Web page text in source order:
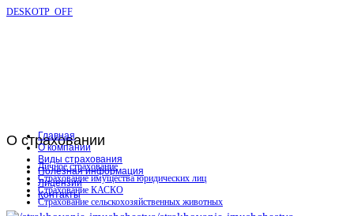
DESKOTP_OFF
О страховании
Личное страхование
Страхование имущества юридических лиц
Страхование КАСКО
Страхование сельскохозяйственных животных
Главная
О компании
Виды страхования
Полезная информация
Лицензии
Контакты